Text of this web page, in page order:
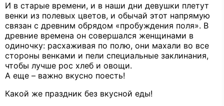
И в старые времени, и в наши дни девушки плетут
венки из полевых цветов, и обычай этот напрямую
связан с древним обрядом «пробуждения поля». В
древние времена он совершался женщинами в
одиночку: расхаживая по полю, они махали во все
стороны венками и пели специальные заклинания,
чтобы лучше рос хлеб и овощи.
А еще – важно вкусно поесть!
Какой же праздник без вкусной еды!